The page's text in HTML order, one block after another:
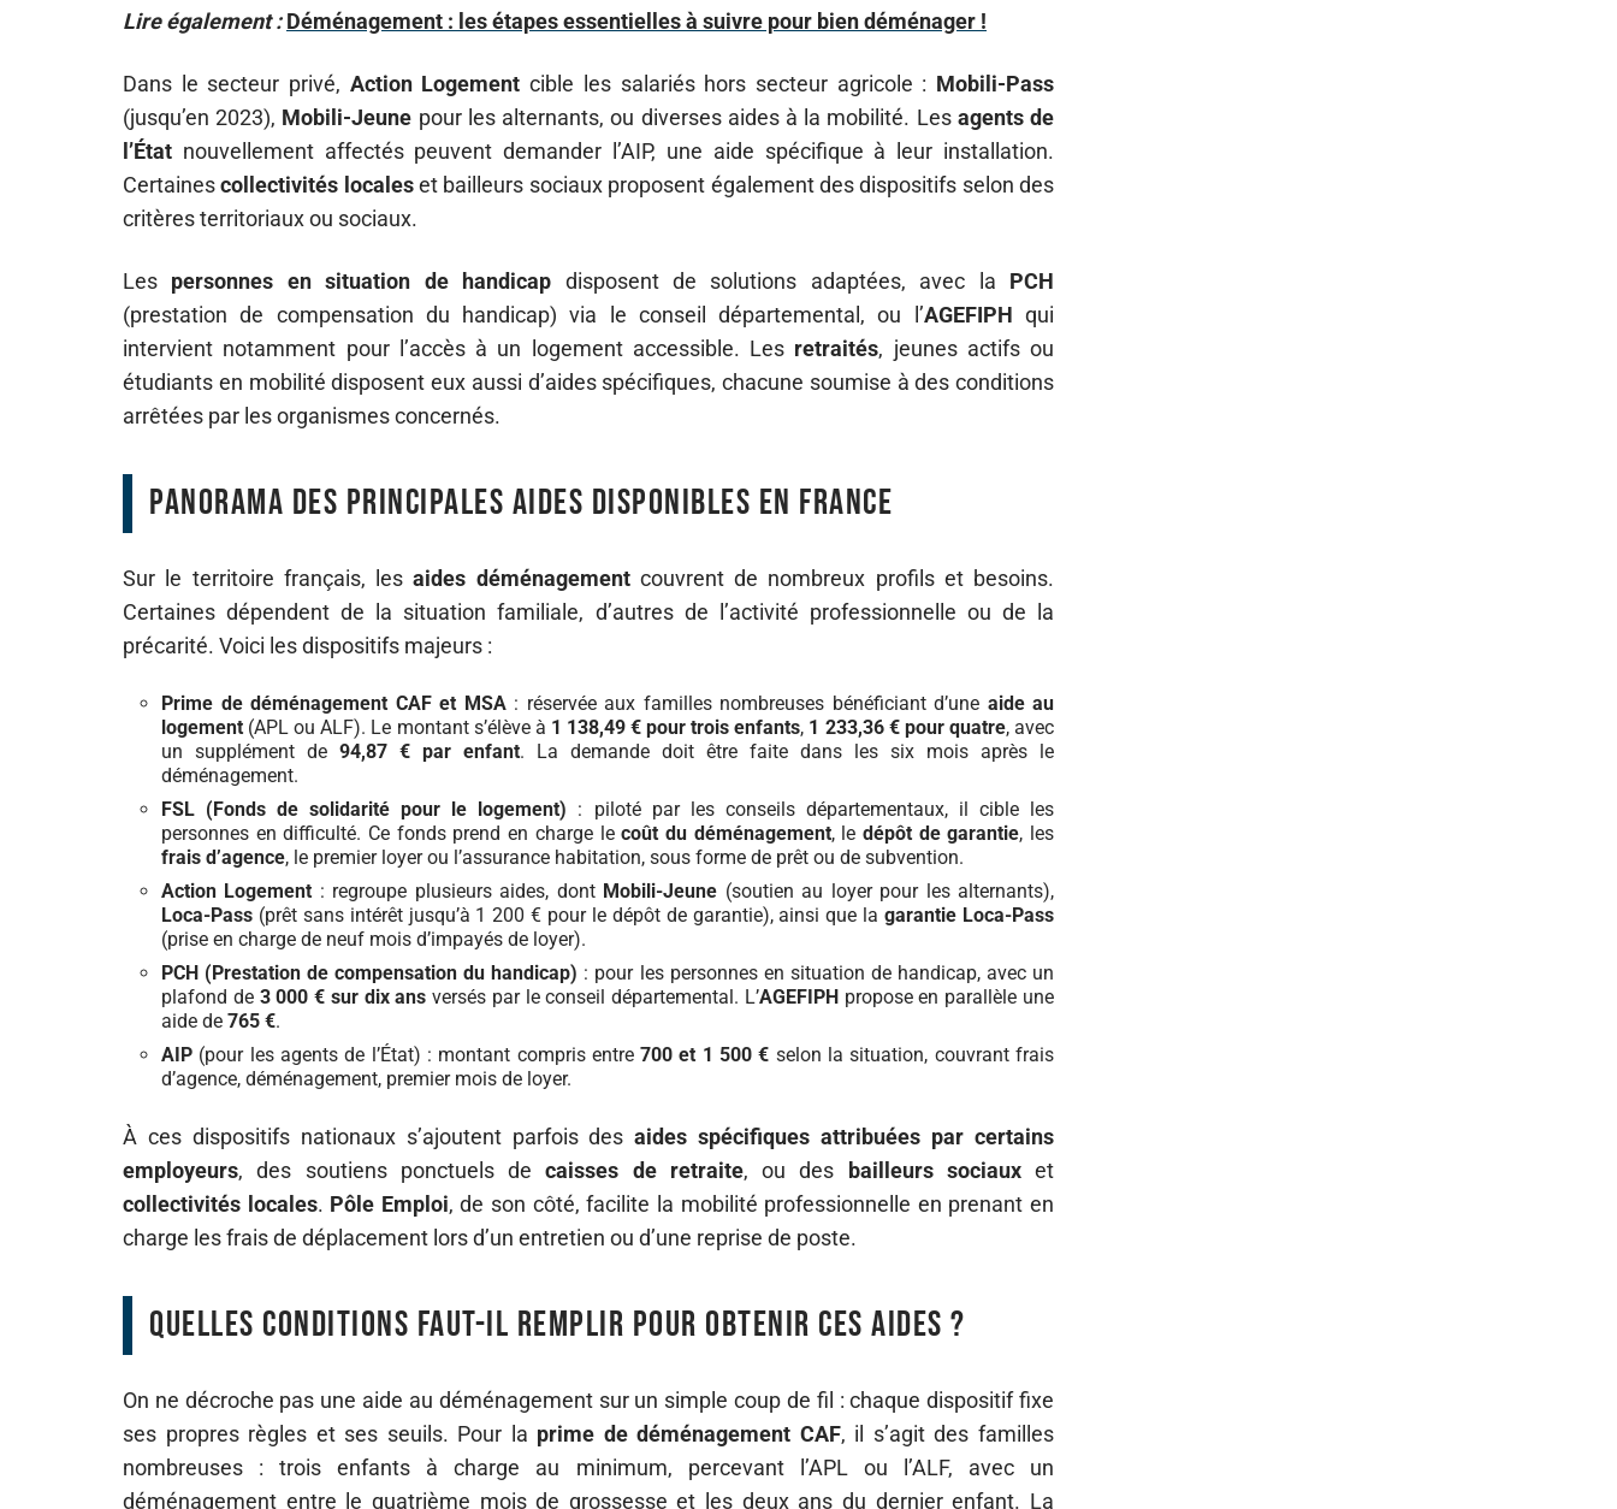
Lire également : Déménagement : les étapes essentielles à suivre pour bien déménager !
Dans le secteur privé, Action Logement cible les salariés hors secteur agricole : Mobili-Pass
(jusqu’en 2023), Mobili-Jeune pour les alternants, ou diverses aides à la mobilité. Les agents de
l’État nouvellement affectés peuvent demander l’AIP, une aide spécifique à leur installation.
Certainescollectivités localeset bailleurs sociaux proposent également des dispositifs selon des
critères territoriaux ou sociaux.
Les personnes en situation de handicap disposent de solutions adaptées, avec la PCH
(prestation de compensation du handicap) via le conseil départemental, ou l’AGEFIPH qui
intervient notamment pour l’accès à un logement accessible. Les retraités, jeunes actifs ou
étudiants en mobilité disposent eux aussi d’aides spécifiques, chacune soumise à des conditions
arrêtées par les organismes concernés.
Panorama des principales aides disponibles en France
Sur le territoire français, lesaides déménagementcouvrent de nombreux profils et besoins.
Certaines dépendent de la situation familiale, d’autres de l’activité professionnelle ou de la
précarité. Voici les dispositifs majeurs :
Prime de déménagement CAF et MSA: réservée aux familles nombreuses bénéficiant d’une aide au
logement (APL ou ALF). Le montant s’élève à 1 138,49 € pour trois enfants, 1 233,36 € pour quatre, avec
un supplément de 94,87 € par enfant. La demande doit être faite dans les six mois après le
déménagement.
FSL (Fonds de solidarité pour le logement) : piloté par les conseils départementaux, il cible les
personnes en difficulté. Ce fonds prend en charge lecoût du déménagement, le dépôt de garantie, les
frais d’agence, le premier loyer ou l’assurance habitation, sous forme de prêt ou de subvention.
Action Logement : regroupe plusieurs aides, dont Mobili-Jeune (soutien au loyer pour les alternants),
Loca-Pass (prêt sans intérêt jusqu’à 1 200 € pour le dépôt de garantie), ainsi que lagarantie Loca-Pass
(prise en charge de neuf mois d’impayés de loyer).
PCH (Prestation de compensation du handicap) : pour les personnes en situation de handicap, avec un
plafond de 3 000 € sur dix ans versés par le conseil départemental. L’AGEFIPHpropose en parallèle une
aide de 765 €.
AIP (pour les agents de l’État) : montant compris entre700 et 1 500 € selon la situation, couvrant frais
d’agence, déménagement, premier mois de loyer.
À ces dispositifs nationaux s’ajoutent parfois desaides spécifiques attribuées par certains
employeurs, des soutiens ponctuels decaisses de retraite, ou des bailleurs sociauxet
collectivités locales. Pôle Emploi, de son côté, facilite la mobilité professionnelle en prenant en
charge les frais de déplacement lors d’un entretien ou d’une reprise de poste.
Quelles conditions faut-il remplir pour obtenir ces aides ?
On ne décroche pas une aide au déménagement sur un simple coup de fil : chaque dispositif fixe
ses propres règles et ses seuils. Pour la prime de déménagement CAF, il s’agit des familles
nombreuses : trois enfants à charge au minimum, percevant l’APL ou l’ALF, avec un
déménagement entre le quatrième mois de grossesse et les deux ans du dernier enfant. La